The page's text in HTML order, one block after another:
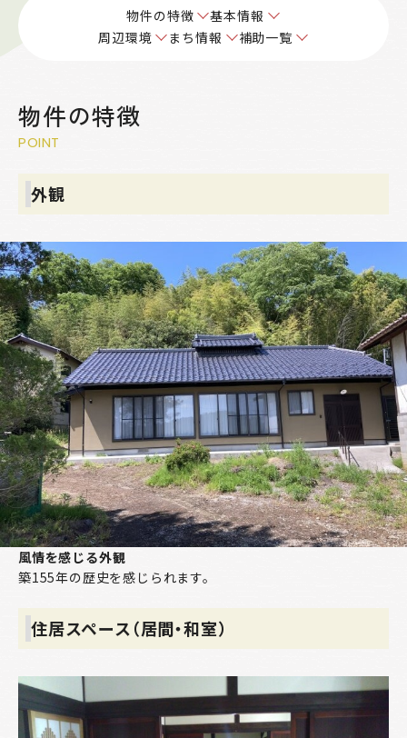
物件の特徴
基本情報
周辺環境
まち情報 補助一覧
物件の特徴
POINT
外観
風情を感じる外観
築155年の歴史を感じられます。
住居スペース（居間・和室）